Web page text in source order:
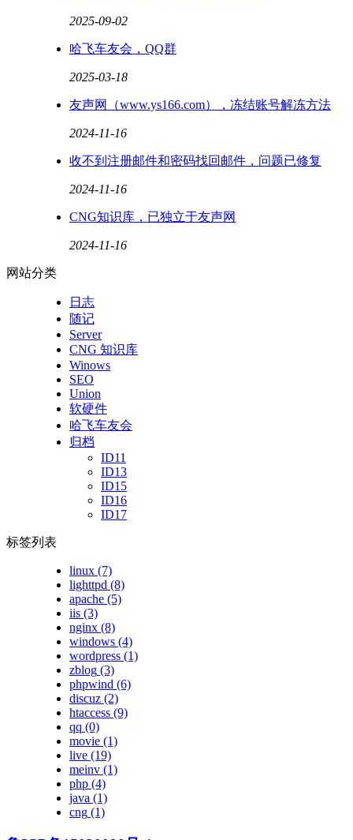
2025-09-02
哈飞车友会，QQ群
2025-03-18
友声网（www.ys166.com），冻结账号解冻方法
2024-11-16
收不到注册邮件和密码找回邮件，问题已修复
2024-11-16
CNG知识库，已独立于友声网
2024-11-16
网站分类
日志
随记
Server
CNG 知识库
Winows
SEO
Union
软硬件
哈飞车友会
归档
ID11
ID13
ID15
ID16
ID17
标签列表
linux (7)
lighttpd (8)
apache (5)
iis (3)
nginx (8)
windows (4)
wordpress (1)
zblog (3)
phpwind (6)
discuz (2)
htaccess (9)
qq (0)
movie (1)
live (19)
meinv (1)
php (4)
java (1)
cng (1)